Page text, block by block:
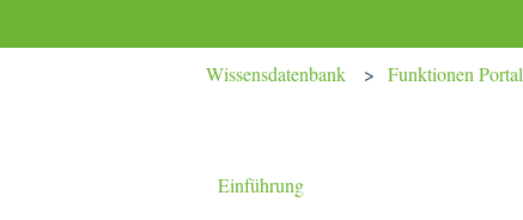
Wissensdatenbank Funktionen Portal
Einführung